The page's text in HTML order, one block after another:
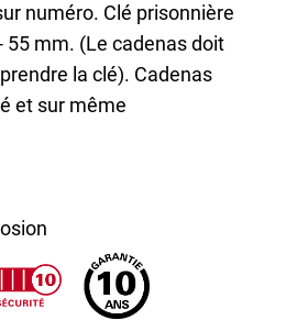
numéro. Clé prisonnière
55 mm. (Le cadenas doit
la clé). Cadenas
et sur même